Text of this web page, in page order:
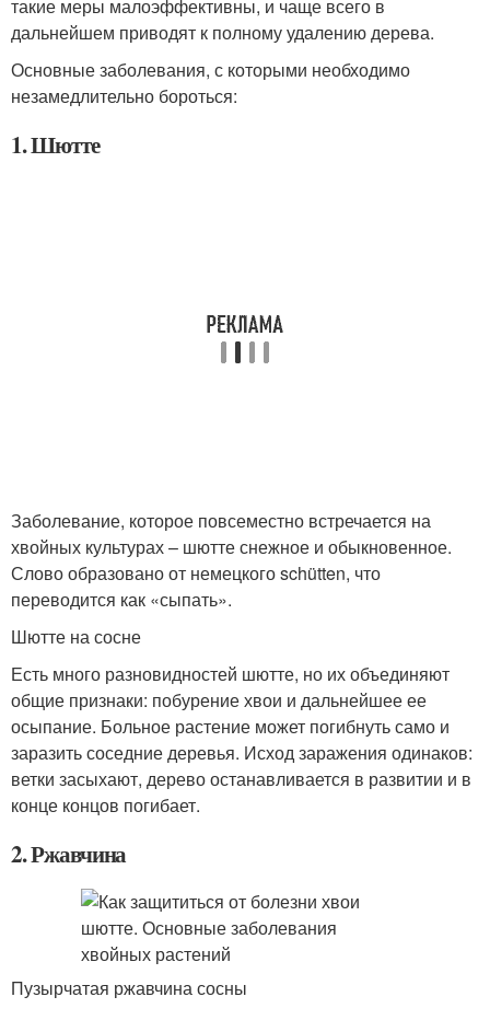
такие меры малоэффективны, и чаще всего в
дальнейшем приводят к полному удалению дерева.
Основные заболевания, с которыми необходимо
незамедлительно бороться:
1. Шютте
Заболевание, которое повсеместно встречается на
хвойных культурах – шютте снежное и обыкновенное.
Слово образовано от немецкого schütten, что
переводится как «сыпать».
Шютте на сосне
Есть много разновидностей шютте, но их объединяют
общие признаки: побурение хвои и дальнейшее ее
осыпание. Больное растение может погибнуть само и
заразить соседние деревья. Исход заражения одинаков:
ветки засыхают, дерево останавливается в развитии и в
конце концов погибает.
2. Ржавчина
Пузырчатая ржавчина сосны